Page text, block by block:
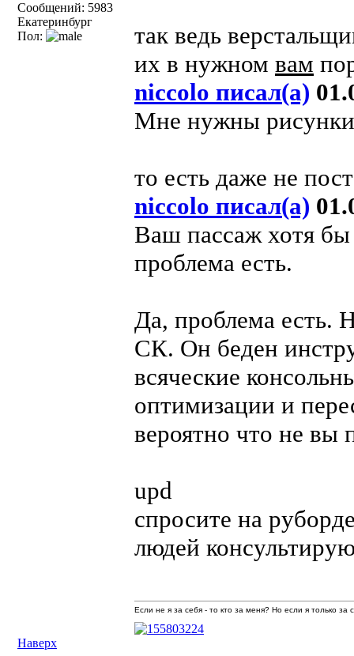
Сообщений: 5983
Екатеринбург
Пол:
так ведь
их в нужном вам
niccolo писал(а)
Мне нужны рисунки
то есть даже не
niccolo писал(а)
Ваш пассаж хотя бы
проблема есть.
Да, проблема есть.
СК. Он беден
всяческие
оптимизации и
вероятно что не вы
upd
спросите на
людей
Наверх
Если не я за себя - то кто за меня? Но если я только